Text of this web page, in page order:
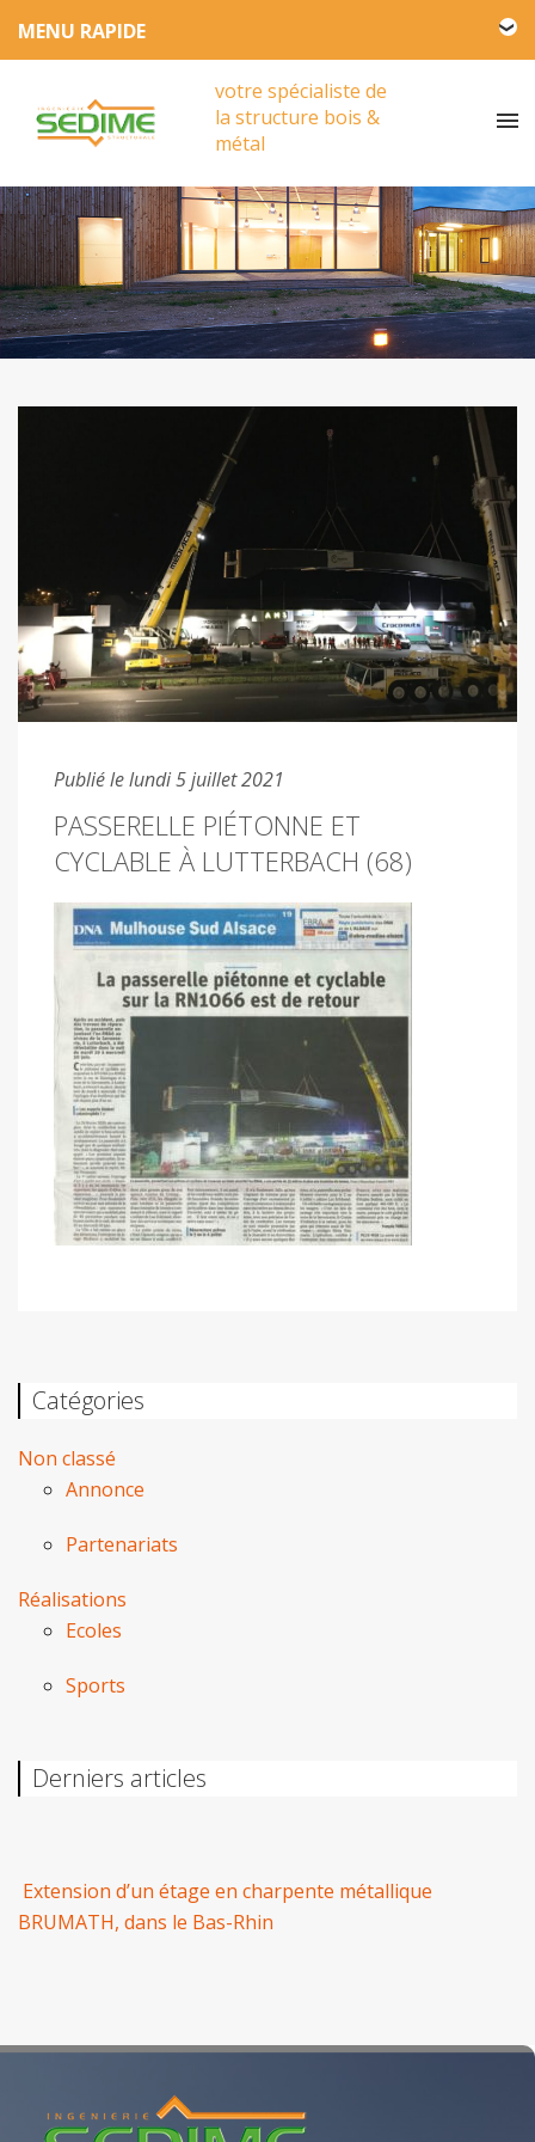
Engagement HSE
Actualités
Presse
Vidéos
votre spécialiste de
la structure bois &
métal
Publié le lundi 5 juillet 2021
PASSERELLE PIÉTONNE ET
CYCLABLE À LUTTERBACH (68)
Catégories
Non classé
Annonce
Partenariats
Réalisations
Ecoles
Sports
Derniers articles
Extension d’un étage en charpente métallique
BRUMATH, dans le Bas-Rhin